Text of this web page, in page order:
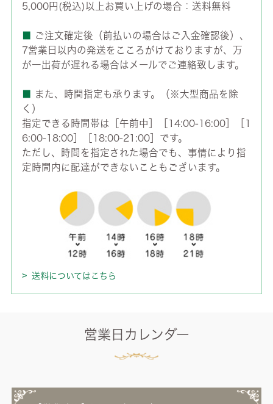
5,000円(税込)以上お買い上げの場合：送料無料
ご注文確定後（前払いの場合はご入金確認後）、
7営業日以内の発送をこころがけておりますが、万
が一出荷が遅れる場合はメールでご連絡致します。
また、時間指定も承ります。（※大型商品を除
く）
指定できる時間帯は［午前中］［14:00-16:00］［1
6:00-18:00］［18:00-21:00］です。
ただし、時間を指定された場合でも、事情により指
定時間内に配達ができないこともございます。
送料についてはこちら
営業日カレンダー